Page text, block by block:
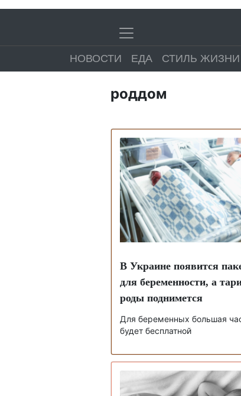
НОВОСТИ ЕДА СТИЛЬ ЖИЗНИ
роддом
В Украине появится
для беременности, а
роды поднимется
Для беременных большая
будет бесплатной